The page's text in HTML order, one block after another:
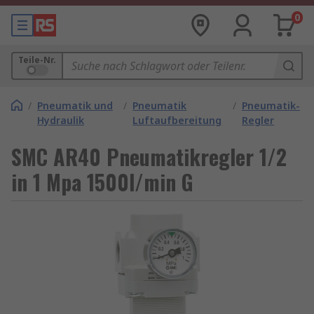
0
Teile-Nr.
/ Pneumatik und
Hydraulik
/ Pneumatik
Luftaufbereitung
/ Pneumatik-
Regler
SMC AR40 Pneumatikregler 1/2
in 1 Mpa 1500l/min G